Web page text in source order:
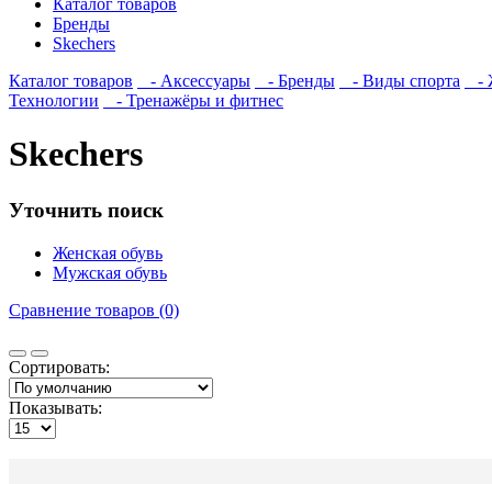
Каталог товаров
Бренды
Skechers
Каталог товаров
- Аксессуары - Бренды - Виды спорта -
Технологии
- Тренажёры и фитнес
Skechers
Уточнить поиск
Женская обувь
Мужская обувь
Сравнение товаров (0)
Сортировать:
Показывать: